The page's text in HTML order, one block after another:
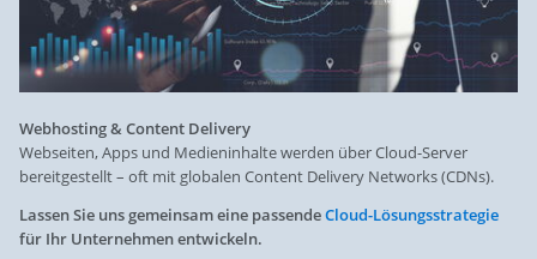
Webhosting & Content Delivery
Webseiten, Apps und Medieninhalte werden über Cloud-Server
bereitgestellt – oft mit globalen Content Delivery Networks (CDNs).
Lassen Sie uns gemeinsam eine passendeCloud-Lösungsstrategie
für Ihr Unternehmen entwickeln.